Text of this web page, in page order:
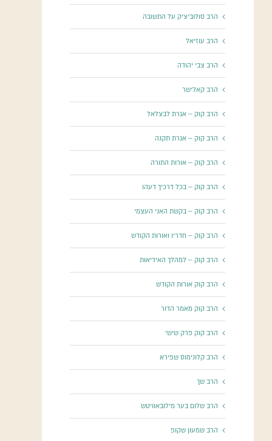
הרב סולוביציק על התשובה
הרב עוזיאל
הרב צבי יהודה
הרב קאלישר
הרב קוק – אגרת לבצלאל
הרב קוק – אגרת תקנה
הרב קוק – אורות התורה
הרב קוק – בכל דרכיך דעהו
הרב קוק – בקשת האני העצמי
הרב קוק – חדריו ואורות הקודש
הרב קוק – למהלך האידיאות
הרב קוק אורות הקודש
הרב קוק מאמר הדור
הרב קוק פרק שישי
הרב קלונימוס שפירא
הרב שך
הרב שלום בער מילובאוויטש
הרב שמעון שקופ